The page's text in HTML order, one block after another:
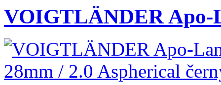
VOIGTLÄNDER Apo-